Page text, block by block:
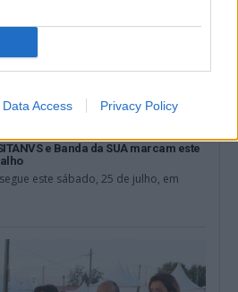
Data Access Privacy Policy
e Banda da SUA marcam este
este sábado, 25 de julho, em